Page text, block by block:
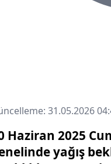
31.05.2026
Haziran 2025
yağış